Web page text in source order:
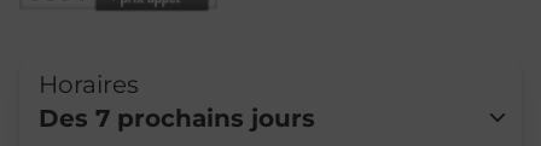
Horaires
Des 7 prochains jours